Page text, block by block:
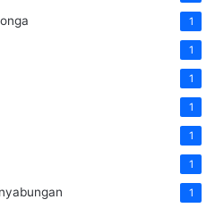
1
1
1
1
1
1
1